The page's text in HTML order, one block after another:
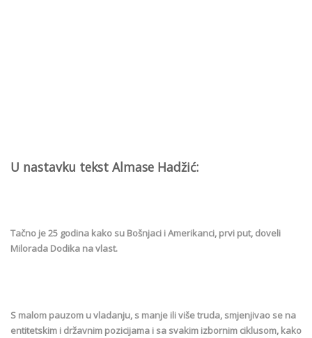
U nastavku tekst Almase Hadžić:
Tačno je 25 godina kako su Bošnjaci i Amerikanci, prvi put, doveli
Milorada Dodika na vlast.
S malom pauzom u vladanju, s manje ili više truda, smjenjivao se na
entitetskim i državnim pozicijama i sa svakim izbornim ciklusom, kako